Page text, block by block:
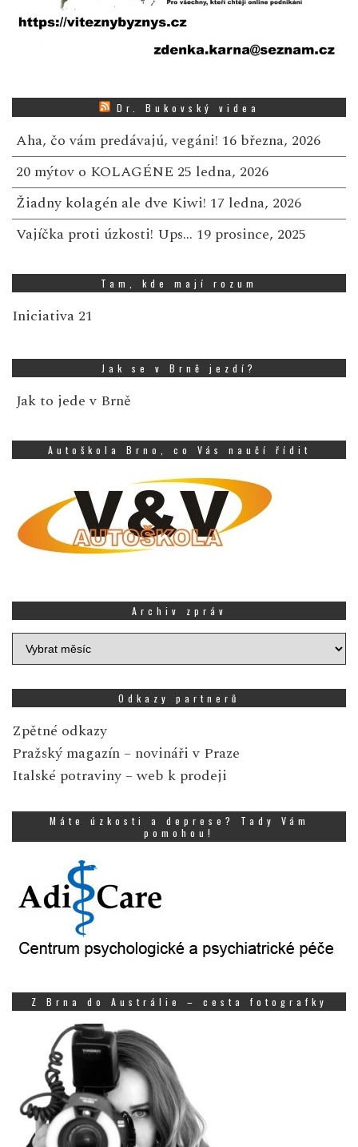
Dr. Bukovský videa
Aha, čo vám predávajú, vegáni! 16 března, 2026
20 mýtov o KOLAGÉNE 25 ledna, 2026
Žiadny kolagén ale dve Kiwi! 17 ledna, 2026
Vajíčka proti úzkosti! Ups… 19 prosince, 2025
Tam, kde mají rozum
Iniciativa 21
Jak se v Brně jezdí?
Jak to jede v Brně
Autoškola Brno, co Vás naučí řídit
Archiv zpráv
Archiv
zpráv
Odkazy partnerů
Zpětné odkazy
Pražský magazín – novináři v Praze
Italské potraviny – web k prodeji
Máte úzkosti a deprese? Tady Vám
pomohou!
Z Brna do Austrálie – cesta fotografky